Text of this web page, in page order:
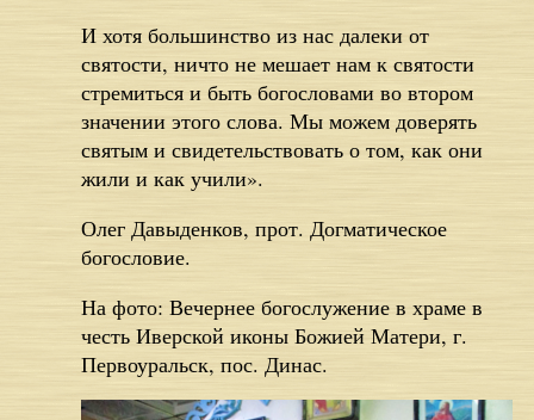
И хотя большинство из нас далеки от
святости, ничто не мешает нам к святости
стремиться и быть богословами во втором
значении этого слова. Мы можем доверять
святым и свидетельствовать о том, как они
жили и как учили».
Олег Давыденков, прот. Догматическое
богословие.
На фото: Вечернее богослужение в храме в
честь Иверской иконы Божией Матери, г.
Первоуральск, пос. Динас.